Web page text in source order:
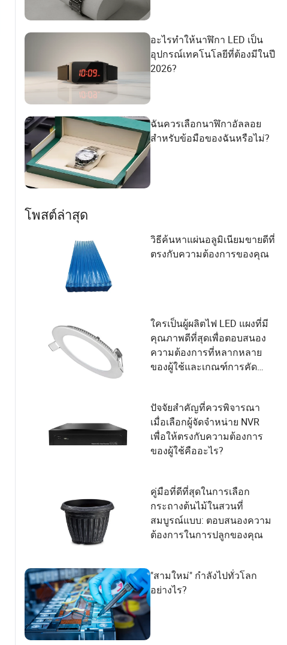
อะไรทำให้นาฬิกา LED เป็น
อุปกรณ์เทคโนโลยีที่ต้องมีในปี
2026?
ฉันควรเลือกนาฬิกาอัลลอย
สำหรับข้อมือของฉันหรือไม่?
โพสต์ล่าสุด
วิธีค้นหาแผ่นอลูมิเนียมขายดีที่
ตรงกับความต้องการของคุณ
ใครเป็นผู้ผลิตไฟ LED แผงที่มี
คุณภาพดีที่สุดเพื่อตอบสนอง
ความต้องการที่หลากหลาย
ของผู้ใช้และเกณฑ์การคัด
ปัจจัยสำคัญที่ควรพิจารณา
เมื่อเลือกผู้จัดจำหน่าย NVR
เพื่อให้ตรงกับความต้องการ
ของผู้ใช้คืออะไร?
คู่มือที่ดีที่สุดในการเลือก
กระถางต้นไม้ในสวนที่
สมบูรณ์แบบ: ตอบสนองความ
ต้องการในการปลูกของคุณ
"สามใหม่" กำลังไปทั่วโลก
อย่างไร?